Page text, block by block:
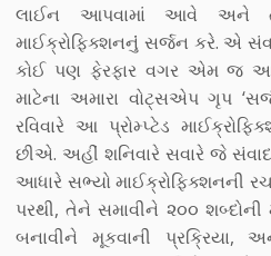
લાઈન આપવામાં આવે અને
માઈક્રોફિક્શનનુંં સર્જન કરે. એ
કોઈ પણ ફેરફાર વગર એમ જ
માટેના અમારા વોટ્સએપ ગૃપ
રવિવારે આ પ્રોમ્પ્ટેડ
છીએ. અહીં શનિવારે સવારે જે
આધારે સભ્યો માઈક્રોફિક્શનની
પરથી, તેને સમાવીને ૨૦૦ શબ્દોની
બનાવીને મૂકવાની પ્રક્રિયા,